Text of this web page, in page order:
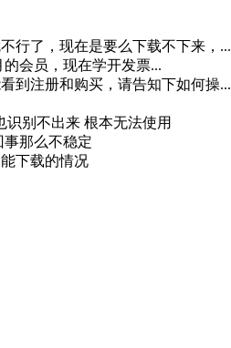
行了，现在是要么下载不下来，...
的会员，现在学开发票...
到注册和购买，请告知下如何操...
识别不出来 根本无法使用
那么不稳定
下载的情况